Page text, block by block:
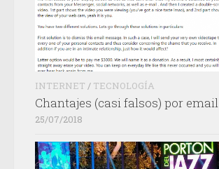
INTERNET / TECNOLOGÍA
Chantajes (casi falsos) por email
25/07/2018